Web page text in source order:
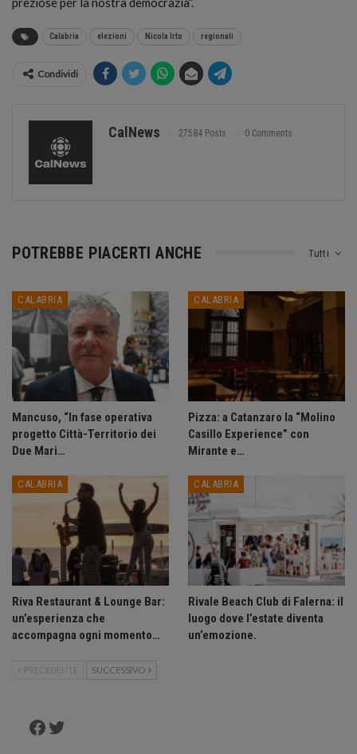
Calabria elezioni Nicola Irto regionali
Condividi
CalNews 27584 Posts 0 Comments
Tutti
POTREBBE PIACERTI ANCHE
CALABRIA
Mancuso, “In fase operativa
progetto Città-Territorio dei
Due Mari…
CALABRIA
Pizza: a Catanzaro la “Molino
Casillo Experience” con
Mirante e…
CALABRIA
Riva Restaurant & Lounge Bar:
un’esperienza che
accompagna ogni momento…
CALABRIA
Rivale Beach Club di Falerna: il
luogo dove l’estate diventa
un’emozione.
PRECEDENTE SUCCESSIVO
Facebook
Twitter